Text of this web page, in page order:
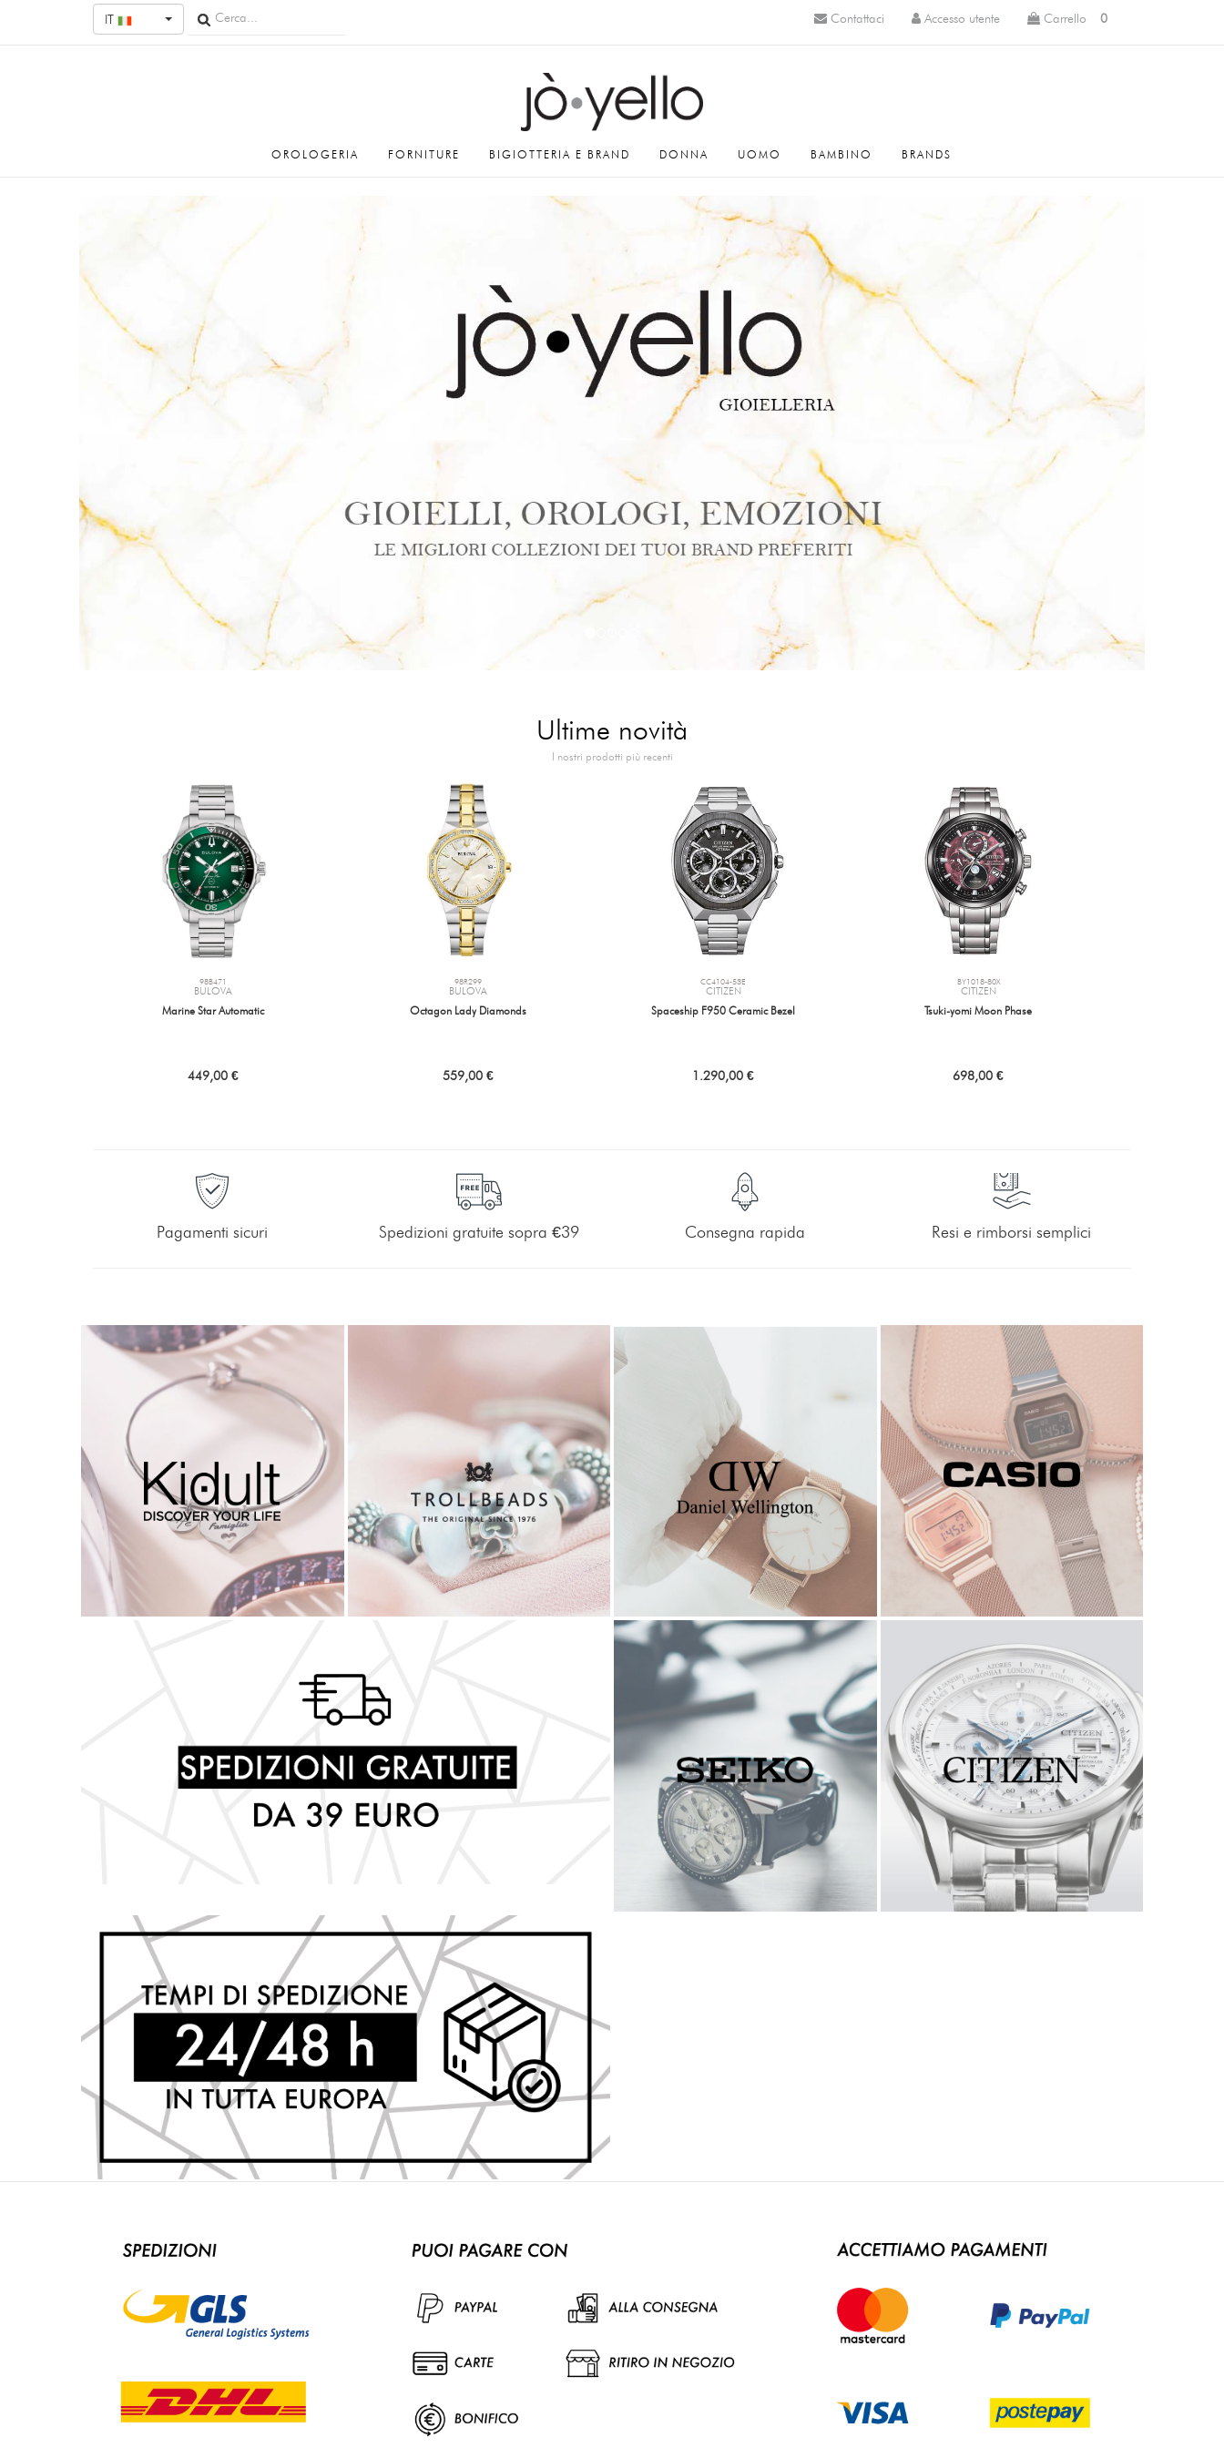
IT Carrello 0
Accesso utente
Contattaci
OROLOGERIA FORNITURE BIGIOTTERIA E BRAND DONNA UOMO BAMBINO BRANDS
Ultime novità
I nostri prodotti più recenti
98B471
BULOVA
Marine Star Automatic
449,00 €
98R299
BULOVA
Octagon Lady Diamonds
559,00 €
CC4104-53E
CITIZEN
Spaceship F950 Ceramic Bezel
1.290,00 €
BY1018-80X
CITIZEN
Tsuki-yomi Moon Phase
698,00 €
Pagamenti sicuri Spedizioni gratuite sopra €39 Consegna rapida Resi e rimborsi semplici